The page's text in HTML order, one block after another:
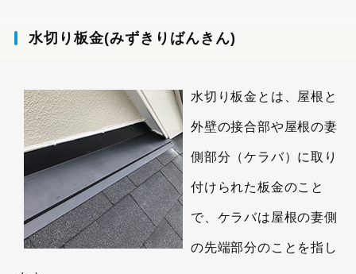
水切り板金(みずきりばんきん)
水切り板金とは、屋根と
外壁の接合部や屋根の妻
側部分（ケラバ）に取り
付けられた板金のこと
で、ケラバは屋根の妻側
の先端部分のことを指し